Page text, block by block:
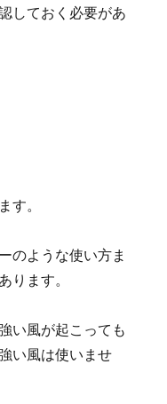
しておく必要があ
す。
のような使い方ま
ります。
い風が起こっても
い風は使いませ